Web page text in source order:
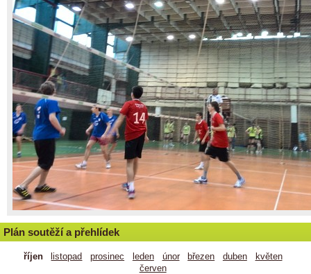
Plán soutěží a přehlídek
říjen listopad prosinec leden únor březen duben
květen
červen